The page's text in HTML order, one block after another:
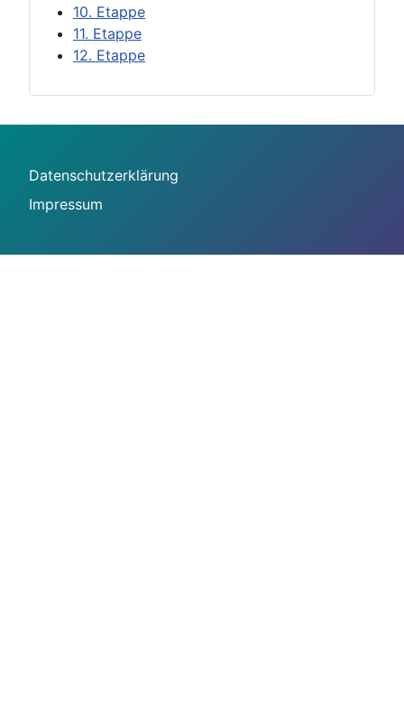
10. Etappe
11. Etappe
12. Etappe
Datenschutzerklärung
Impressum